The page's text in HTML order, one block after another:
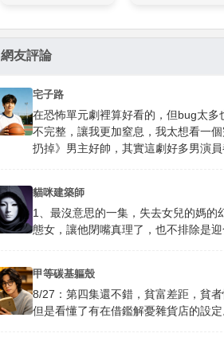
網友評論
宅子路
在恐怖單元劇裡算好看的，但bug太
不完整，讓我更加窒息，我太想看一
扔掉》男主好帥，其實這劇好多男演員
貓咪建築師
1、最沒意思的一集，失去女兒的媽
態女，讓他閉嘴真理了，也不排除是
甲等碳基軀殼
8/27：第四集還不錯，貧富差距，貧
但是看懂了有在借鑑解憂雜貨店的設定